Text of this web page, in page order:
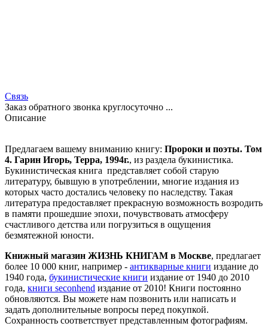
Связь
Заказ обратного звонка круглосуточно ...
Описание
Предлагаем вашему вниманию книгу: Пророки и поэты. Том
4. Гарин Игорь, Терра, 1994г., из раздела букинистика.
Букинистическая книга представляет собой старую
литературу, бывшую в употреблении, многие издания из
которых часто достались человеку по наследству. Такая
литература предоставляет прекрасную возможность возродить
в памяти прошедшие эпохи, почувствовать атмосферу
счастливого детства или погрузиться в ощущения
безмятежной юности.
Книжный магазин ЖИЗНЬ КНИГАМ в Москве, предлагает
более 10 000 книг, например - антикварные книги издание до
1940 года, букинистические книги издание от 1940 до 2010
года, книги seconhend издание от 2010! Книги постоянно
обновляются. Вы можете нам позвонить или написать и
задать дополнительные вопросы перед покупкой.
Сохранность соответствует представленным фотографиям.